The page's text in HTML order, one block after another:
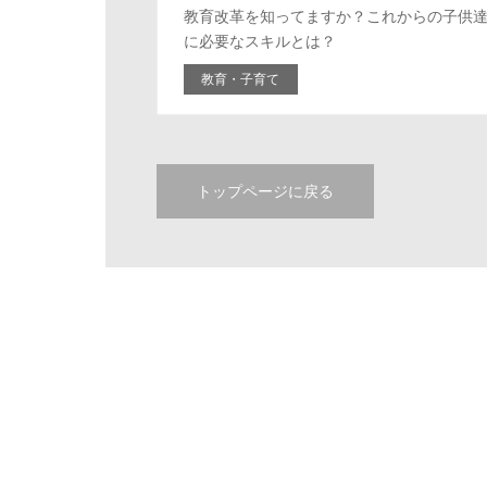
教育改革を知ってますか？これからの子供達
に必要なスキルとは？
教育・子育て
トップページに戻る